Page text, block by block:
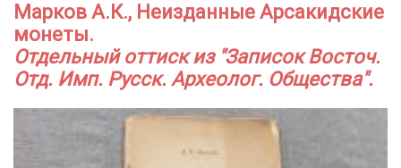
Марков А.К., Неизданные Арсакидские
монеты.
Отдельный оттиск из "Записок Восточ.
Отд. Имп. Русск. Археолог. Общества".